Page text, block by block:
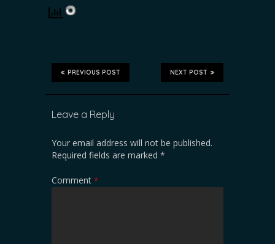
NEXT POST
PREVIOUS POST
Leave a Reply
Your email address will not be published.
Required fields are marked *
Comment *